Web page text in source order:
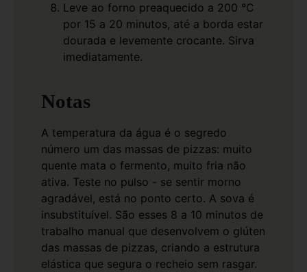
Leve ao forno preaquecido a 200 °C
por 15 a 20 minutos, até a borda estar
dourada e levemente crocante. Sirva
imediatamente.
Notas
A temperatura da água é o segredo
número um das massas de pizzas: muito
quente mata o fermento, muito fria não
ativa. Teste no pulso - se sentir morno
agradável, está no ponto certo. A sova é
insubstituível. São esses 8 a 10 minutos de
trabalho manual que desenvolvem o glúten
das massas de pizzas, criando a estrutura
elástica que segura o recheio sem rasgar.